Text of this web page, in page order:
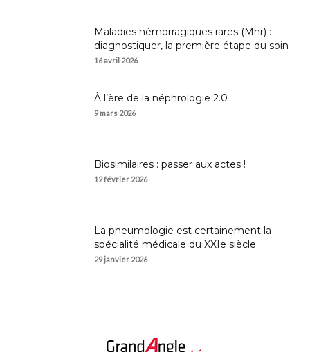
Maladies hémorragiques rares (Mhr) :
diagnostiquer, la première étape du soin
16 avril 2026
À l’ère de la néphrologie 2.0
9 mars 2026
Biosimilaires : passer aux actes !
12 février 2026
La pneumologie est certainement la
spécialité médicale du XXIe siècle
29 janvier 2026